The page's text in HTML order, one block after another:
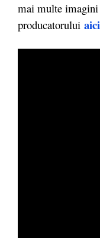
mai multe
producatorului aici